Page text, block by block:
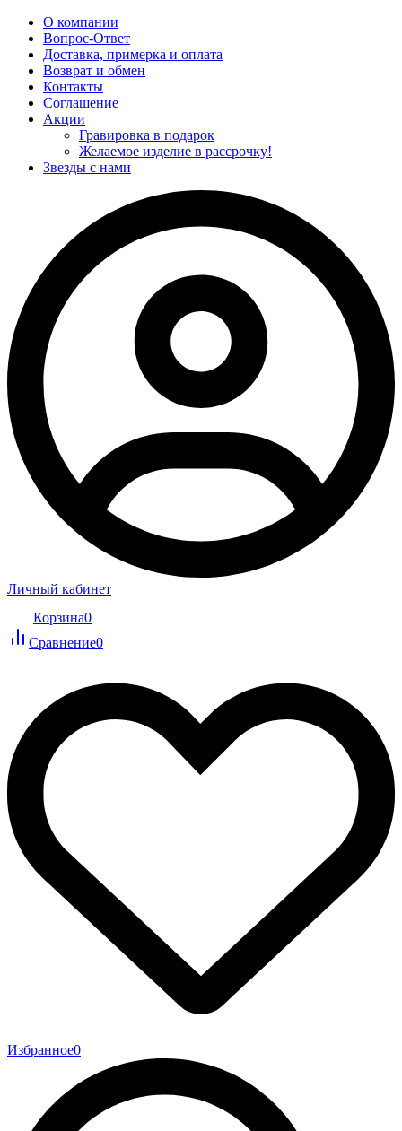
О компании
Вопрос-Ответ
Доставка, примерка и оплата
Возврат и обмен
Контакты
Соглашение
Акции
Гравировка в подарок
Желаемое изделие в рассрочку!
Звезды с нами
Личный кабинет
Корзина0
Сравнение0
Избранное0